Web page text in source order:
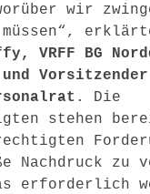
wir
müssen“,
VRFF BG
Vorsitzender
. Die
stehen
Nachdruck zu
erforderlich